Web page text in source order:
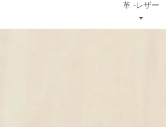
革 ‐レザー